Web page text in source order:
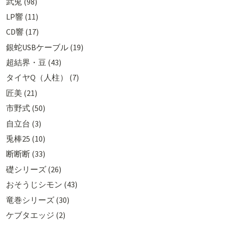
LP響 (11)
CD響 (17)
銀蛇USBケーブル (19)
超結界・豆 (43)
タイヤQ（人柱） (7)
匠美 (21)
市野式 (50)
自立台 (3)
兎棒25 (10)
断断断 (33)
礎シリーズ (26)
おそうじシモン (43)
竜巻シリーズ (30)
ケブタエッジ (2)